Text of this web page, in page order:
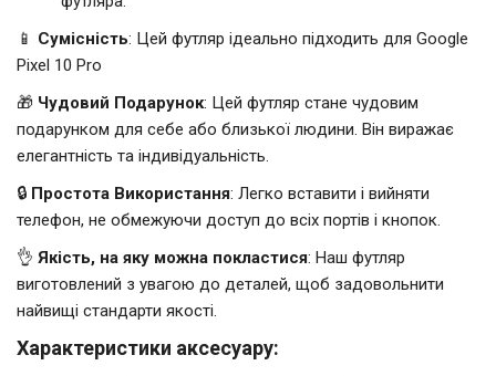
📱 Сумісність: Цей футляр ідеально підходить для Google
Pixel 10 Pro
🎁 Чудовий Подарунок: Цей футляр стане чудовим
подарунком для себе або близької людини. Він виражає
елегантність та індивідуальність.
🔒 Простота Використання: Легко вставити і вийняти
телефон, не обмежуючи доступ до всіх портів і кнопок.
👌 Якість, на яку можна покластися: Наш футляр
виготовлений з увагою до деталей, щоб задовольнити
найвищі стандарти якості.
Характеристики аксесуару: